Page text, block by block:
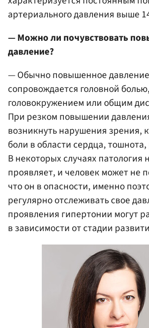
артериального давления выше
— Можно ли почувствовать
давление?
— Обычно повышенное давление
сопровождается головной болью,
головокружением или общим
При резком повышении
возникнуть нарушения зрения,
боли в области сердца, тошнота,
В некоторых случаях патология
проявляет, и человек может не
что он в опасности, именно
регулярно отслеживать свое
проявления гипертонии могут
в зависимости от стадии